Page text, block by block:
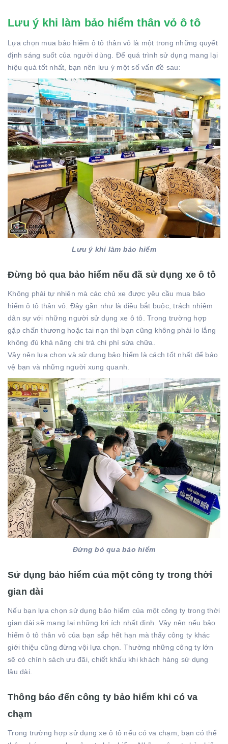
Lưu ý khi làm bảo hiểm thân vỏ ô tô
Lựa chọn mua bảo hiểm ô tô thân vỏ là một trong những quyết
định sáng suốt của người dùng. Để quá trình sử dụng mang lại
hiệu quả tốt nhất, bạn nên lưu ý một số vấn đề sau:
Lưu ý khi làm bảo hiểm
Đừng bỏ qua bảo hiểm nếu đã sử dụng xe ô tô
Không phải tự nhiên mà các chủ xe được yêu cầu mua bảo
hiểm ô tô thân vỏ. Đây gần như là điều bắt buộc, trách nhiệm
dân sự với những người sử dụng xe ô tô. Trong trường hợp
gặp chấn thương hoặc tai nạn thì bạn cũng không phải lo lắng
không đủ khả năng chi trả chi phí sửa chữa.
Vậy nên lựa chọn và sử dụng bảo hiểm là cách tốt nhất để bảo
vệ bạn và những người xung quanh.
Đừng bỏ qua bảo hiểm
Sử dụng bảo hiểm của một công ty trong thời
gian dài
Nếu bạn lựa chọn sử dụng bảo hiểm của một công ty trong thời
gian dài sẽ mang lại những lợi ích nhất định. Vậy nên nếu bảo
hiểm ô tô thân vỏ của bạn sắp hết hạn mà thấy công ty khác
giới thiệu cũng đừng vội lựa chọn. Thường những công ty lớn
sẽ có chính sách ưu đãi, chiết khấu khi khách hàng sử dụng
lâu dài.
Thông báo đến công ty bảo hiểm khi có va
chạm
Trong trường hợp sử dụng xe ô tô nếu có va chạm, bạn có thể